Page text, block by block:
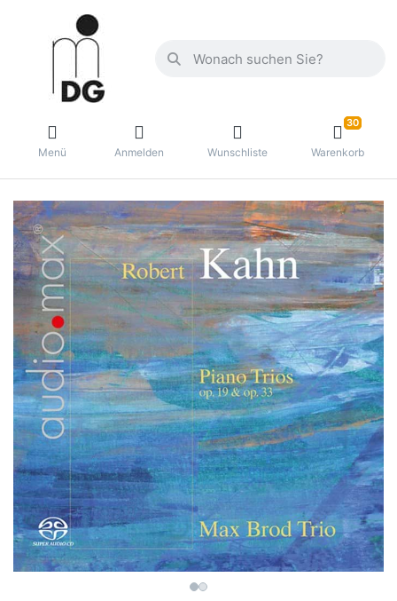
Menü Anmelden Wunschliste
30
Warenkorb